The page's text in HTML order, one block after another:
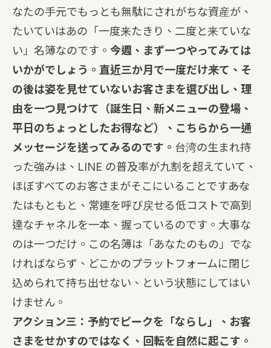
なたの手元でもっとも無駄にされがちな資産が、
たいていはあの「一度来たきり、二度と来ていな
い」名簿なのです。 今週、まず一つやってみては
いかがでしょう。直近三か月で一度だけ来て、そ
の後は姿を見せていないお客さまを選び出し、理
由を一つ見つけて（誕生日、新メニューの登場、
平日のちょっとしたお得など）、こちらから一通
メッセージを送ってみるのです。 台湾の生まれ持
った強みは、LINE の普及率が九割を超えていて、
ほぼすべてのお客さまがそこにいることです――あな
たはもともと、常連を呼び戻せる低コストで高到
達なチャネルを一本、握っているのです。大事な
のは一つだけ。この名簿は「あなたのもの」でな
ければならず、どこかのプラットフォームに閉じ
込められて持ち出せない、という状態にしてはい
けません。
アクション三：予約でピークを「ならし」、お客
さまをせかすのではなく、回転を自然に起こす。